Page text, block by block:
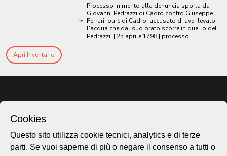
Processo in merito alla denuncia sporta da
Giovanni Pedrazzi di Cadro contro Giuseppe
Ferrari, pure di Cadro, accusato di aver levato
l'acqua che dal suo prato scorre in quello del
Pedrazzi | 25 aprile 1798 | processo
Apri Inventario
Cookies
Questo sito utilizza cookie tecnici, analytics e di terze
parti. Se vuoi saperne di più o negare il consenso a tutti o